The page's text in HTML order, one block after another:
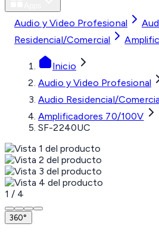
Audio y Video Profesional
Residencial/Comercial
Inicio
Audio y Video Profesional
Audio Residencial/
Amplificadores 70/100V
SF-2240UC
1 / 4
360°